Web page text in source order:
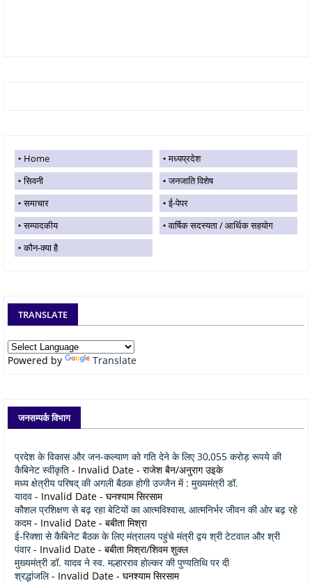
Home
मध्यप्रदेश
सिवनी
जनजाति विशेष
समाचार
ई-पेपर
सम्पादकीय
वार्षिक सदस्यता / आर्थिक सहयोग
कौन-क्या है
TRANSLATE
Powered by Translate
जनसम्पर्क विभाग
प्रदेश के विकास और जन-कल्याण को गति देने के लिए 30,055 करोड़ रूपये की
कैबिनेट स्वीकृति - Invalid Date - राजेश बैन/अनुराग उइके
मध्य क्षेत्रीय परिषद् की अगली बैठक होगी उज्जैन में : मुख्यमंत्री डॉ.
यादव - Invalid Date - घनश्याम सिरसाम
कौशल प्रशिक्षण से बढ़ रहा बेटियों का आत्मविश्वास, आत्मनिर्भर जीवन की ओर बढ़ रहे
कदम- Invalid Date - बबीता मिश्रा
ई-रिक्शा से कैबिनेट बैठक के लिए मंत्रालय पहुंचे मंत्री द्वय श्री टेटवाल और श्री
पंवार- Invalid Date - बबीता मिश्रा/शिवम शुक्ल
मुख्यमंत्री डॉ. यादव ने स्व. मल्हारराव होल्कर की पुण्यतिथि पर दी
श्रद्धांजलि- Invalid Date - घनश्याम सिरसाम